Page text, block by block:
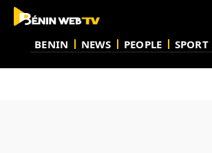
BENIN NEWS PEOPLE SPORT